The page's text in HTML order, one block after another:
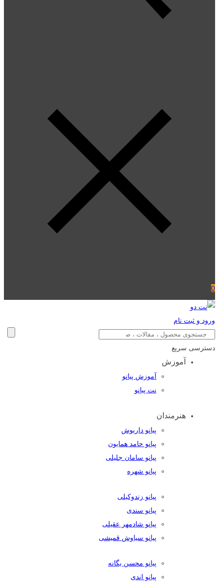
0
ورود و ثبت نام
دسترسی سریع
آموزش
آموزش پیانو
نت پیانو
هنرمندان
پیانو داریوش
پیانو حامد همایون
پیانو سامان جلیلی
پیانو شهره
پیانو زندوکیلی
پیانو سندی
پیانو شادمهر عقیلی
پیانو سیاوش قمیشی
پیانو محسن یگانه
پیانو اندی